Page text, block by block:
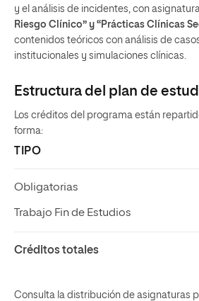
y el análisis de incidentes, con
Riesgo Clínico” y “Prácticas Clínicas
contenidos teóricos con análisis de
institucionales y simulaciones clínicas.
Estructura del plan de
Los créditos del programa están
forma:
TIPO
Obligatorias
Trabajo Fin de Estudios
Créditos totales
Consulta la distribución de asignaturas